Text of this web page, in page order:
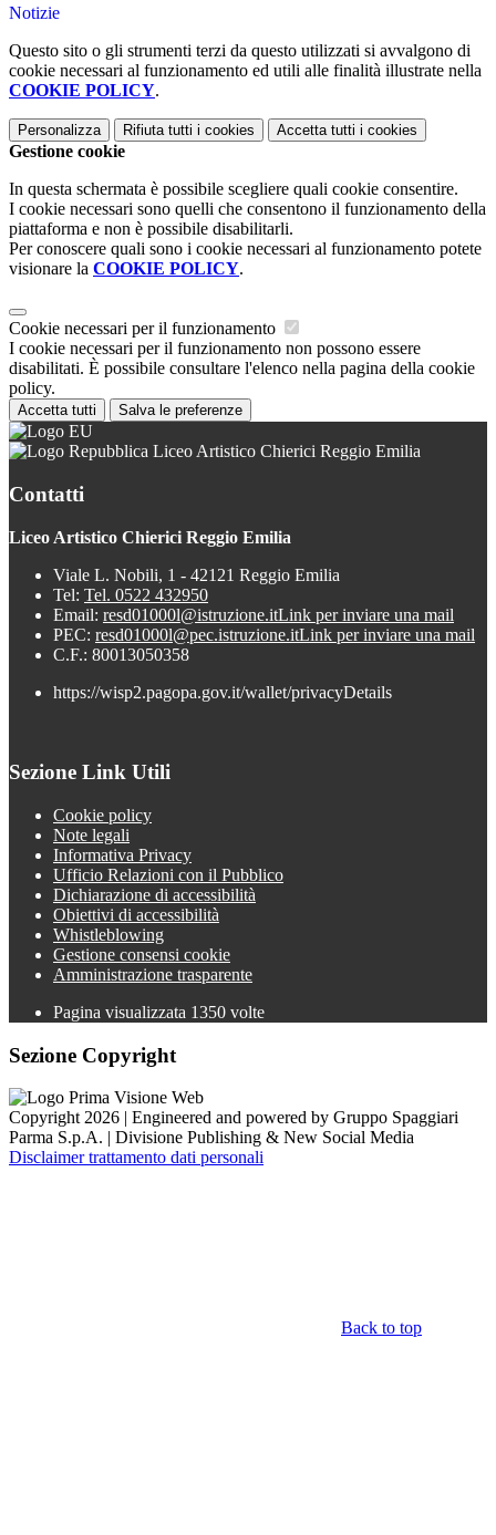
Notizie
Questo sito o gli strumenti terzi da questo utilizzati si avvalgono di
cookie necessari al funzionamento ed utili alle finalità illustrate nella
COOKIE POLICY.
Personalizza Rifiuta tutti i cookies Accetta tutti i cookies
Gestione cookie
In questa schermata è possibile scegliere quali cookie consentire.
I cookie necessari sono quelli che consentono il funzionamento della
piattaforma e non è possibile disabilitarli.
Per conoscere quali sono i cookie necessari al funzionamento potete
visionare la COOKIE POLICY.
Cookie necessari per il funzionamento
I cookie necessari per il funzionamento non possono essere
disabilitati. È possibile consultare l'elenco nella pagina della cookie
policy.
Accetta tutti Salva le preferenze
Liceo Artistico Chierici Reggio Emilia
Contatti
Liceo Artistico Chierici Reggio Emilia
Viale L. Nobili, 1 - 42121 Reggio Emilia
Tel: Tel. 0522 432950
Email: resd01000l@istruzione.itLink per inviare una mail
PEC: resd01000l@pec.istruzione.itLink per inviare una mail
C.F.: 80013050358
https://wisp2.pagopa.gov.it/wallet/privacyDetails
Sezione Link Utili
Cookie policy
Note legali
Informativa Privacy
Ufficio Relazioni con il Pubblico
Dichiarazione di accessibilità
Obiettivi di accessibilità
Whistleblowing
Gestione consensi cookie
Amministrazione trasparente
Pagina visualizzata 1350 volte
Sezione Copyright
Copyright 2026 | Engineered and powered by Gruppo Spaggiari
Parma S.p.A. | Divisione Publishing & New Social Media
Disclaimer trattamento dati personali
Back to top